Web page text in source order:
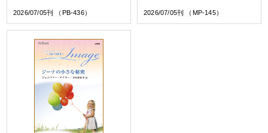
2026/07/05刊 （PB-436） 2026/07/05刊 （MP-145）